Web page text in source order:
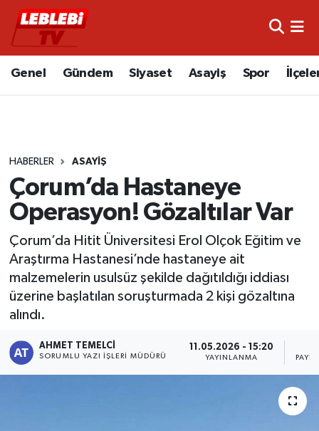
Genel Gündem Siyaset Asayiş Spor
HABERLER ASAYIŞ
Çorum’da Hastaneye
Operasyon! Gözaltılar Var
Çorum’da Hitit Üniversitesi Erol Olçok Eğitim ve
Araştırma Hastanesi’nde hastaneye ait
malzemelerin usulsüz şekilde dağıtıldığı iddiası
üzerine başlatılan soruşturmada 2 kişi gözaltına
alındı.
AHMET TEMELCI
SORUMLU YAZI İŞLERI MÜDÜRÜ
11.05.2026 - 15:20
YAYINLANMA
Hava Durumu
Süper Lig Puan Durumu ve Fikstür
Tüm Manşetler
Son Dakika Haberleri
Haber Arşivi